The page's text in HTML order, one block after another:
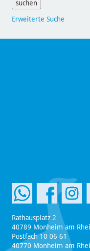
Erweiterte Suche
Rathausplatz 2
40789 Monheim am
Postfach 10 06 61
40770 Monheim am